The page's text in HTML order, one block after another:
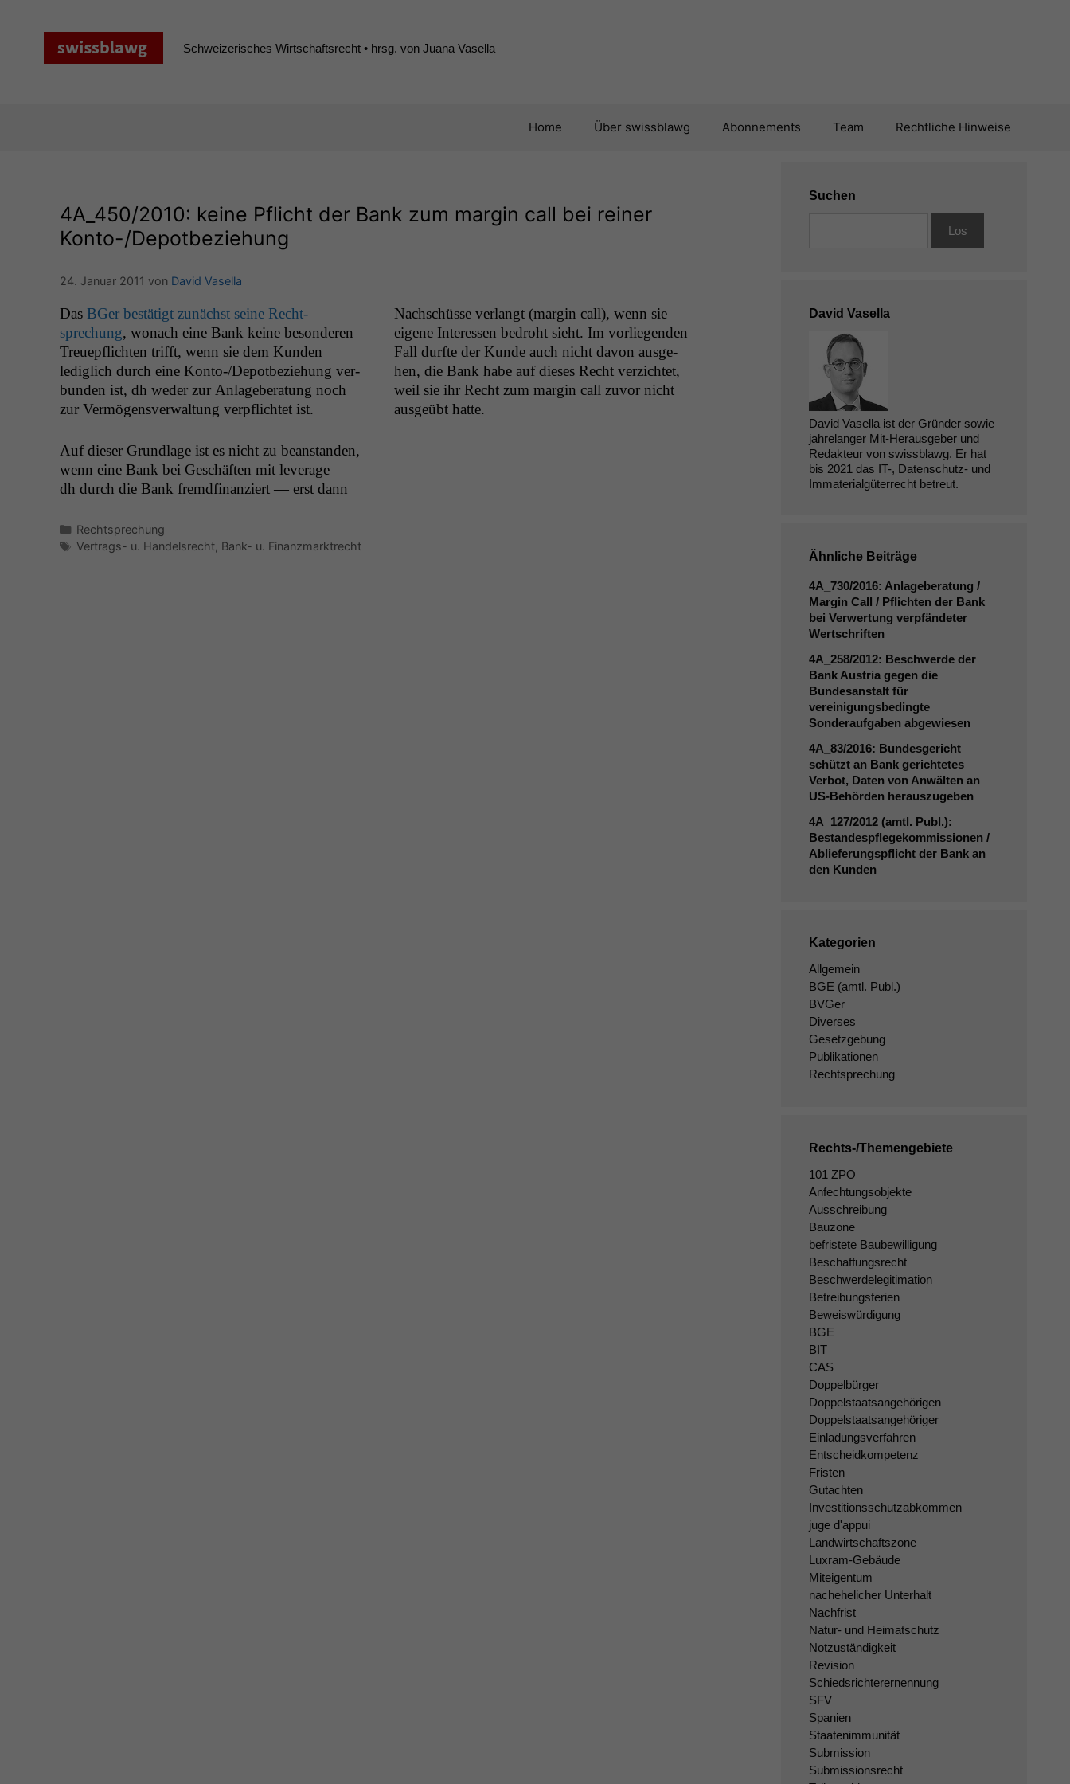
Schweizerisches Wirtschaftsrecht • hrsg. von Juana Vasella
Home Über swissblawg Abonnements Team Rechtliche Hinweise
4A_450/2010: keine Pflicht der Bank zum margin call bei reiner
Konto-/Depotbeziehung
24. Januar 2011 von David Vasella
Das BGer bestätigt zunächst seine Recht­
sprechung, wonach eine Bank keine beson­deren
Treuepflicht­en trifft, wenn sie dem Kun­den
lediglich durch eine Kon­to-/De­pot­beziehung ver­
bun­den ist, dh wed­er zur Anlage­ber­atung noch
zur Ver­mö­gensver­wal­tung verpflichtet ist.
Auf dieser Grund­lage ist es nicht zu bean­standen,
wenn eine Bank bei Geschäften mit lever­age —
dh durch die Bank fremd­fi­nanziert — erst dann
Nach­schüsse ver­langt (mar­gin call), wenn sie
eigene Inter­essen bedro­ht sieht. Im vor­liegen­den
Fall durfte der Kunde auch nicht davon aus­ge­
hen, die Bank habe auf dieses Recht verzichtet,
weil sie ihr Recht zum mar­gin call zuvor nicht
aus­geübt hatte.
Kategorien
Rechtsprechung
Schlagwörter
Vertrags- u. Handelsrecht, Bank- u. Finanzmarktrecht
Suchen
David Vasella
David Vasella ist der Gründer sowie
jahrelanger Mit-Herausgeber und
Redakteur von swissblawg. Er hat
bis 2021 das IT-, Datenschutz- und
Immaterialgüterrecht betreut.
Ähnliche Beiträge
4A_730/2016: Anlageberatung /
Margin Call / Pflichten der Bank
bei Verwertung verpfändeter
Wertschriften
4A_258/2012: Beschwerde der
Bank Austria gegen die
Bundesanstalt für
vereinigungsbedingte
Sonderaufgaben abgewiesen
4A_83/2016: Bundesgericht
schützt an Bank gerichtetes
Verbot, Daten von Anwälten an
US-Behörden herauszugeben
4A_127/2012 (amtl. Publ.):
Bestandespflegekommissionen /
Ablieferungspflicht der Bank an
den Kunden
Kategorien
Allgemein
BGE (amtl. Publ.)
BVGer
Diverses
Gesetzgebung
Publikationen
Rechtsprechung
Rechts-/Themengebiete
101 ZPO
Anfechtungsobjekte
Ausschreibung
Bauzone
befristete Baubewilligung
Beschaffungsrecht
Beschwerdelegitimation
Betreibungsferien
Beweiswürdigung
BGE
BIT
CAS
Doppelbürger
Doppelstaatsangehörigen
Doppelstaatsangehöriger
Einladungsverfahren
Entscheidkompetenz
Fristen
Gutachten
Investitionsschutzabkommen
juge d'appui
Landwirtschaftszone
Luxram-Gebäude
Miteigentum
nachehelicher Unterhalt
Nachfrist
Natur- und Heimatschutz
Notzuständigkeit
Revision
Schiedsrichterernennung
SFV
Spanien
Staatenimmunität
Submission
Submissionsrecht